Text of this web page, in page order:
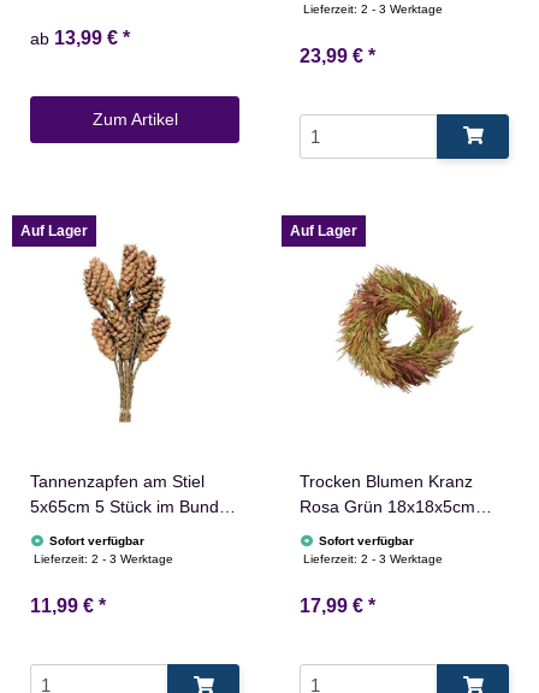
ab 13,99 € *
Zum Artikel
Lieferzeit:2 - 3 Werktage
23,99 € *
Auf Lager
Tannenzapfen am Stiel
5x65cm 5 Stück im Bund
natur Adventskranzdeko
Sofort verfügbar
Lieferzeit:2 - 3 Werktage
11,99 € *
Auf Lager
Trocken Blumen Kranz
Rosa Grün 18x18x5cm
Türkranz Frühling Herbst
Sofort verfügbar
Lieferzeit:2 - 3 Werktage
17,99 € *